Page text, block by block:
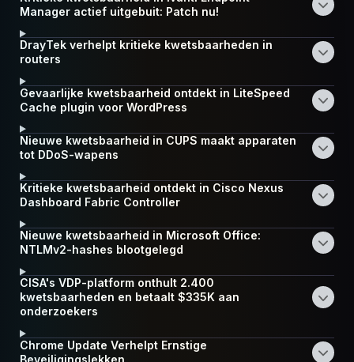
Manager actief uitgebuit: Patch nu!
DrayTek verhelpt kritieke kwetsbaarheden in
routers
Gevaarlijke kwetsbaarheid ontdekt in LiteSpeed
Cache plugin voor WordPress
Nieuwe kwetsbaarheid in CUPS maakt apparaten
tot DDoS-wapens
Kritieke kwetsbaarheid ontdekt in Cisco Nexus
Dashboard Fabric Controller
Nieuwe kwetsbaarheid in Microsoft Office:
NTLMv2-hashes blootgelegd
CISA's VDP-platform onthult 2.400
kwetsbaarheden en betaalt $335K aan
onderzoekers
Chrome Update Verhelpt Ernstige
Beveiligingslekken